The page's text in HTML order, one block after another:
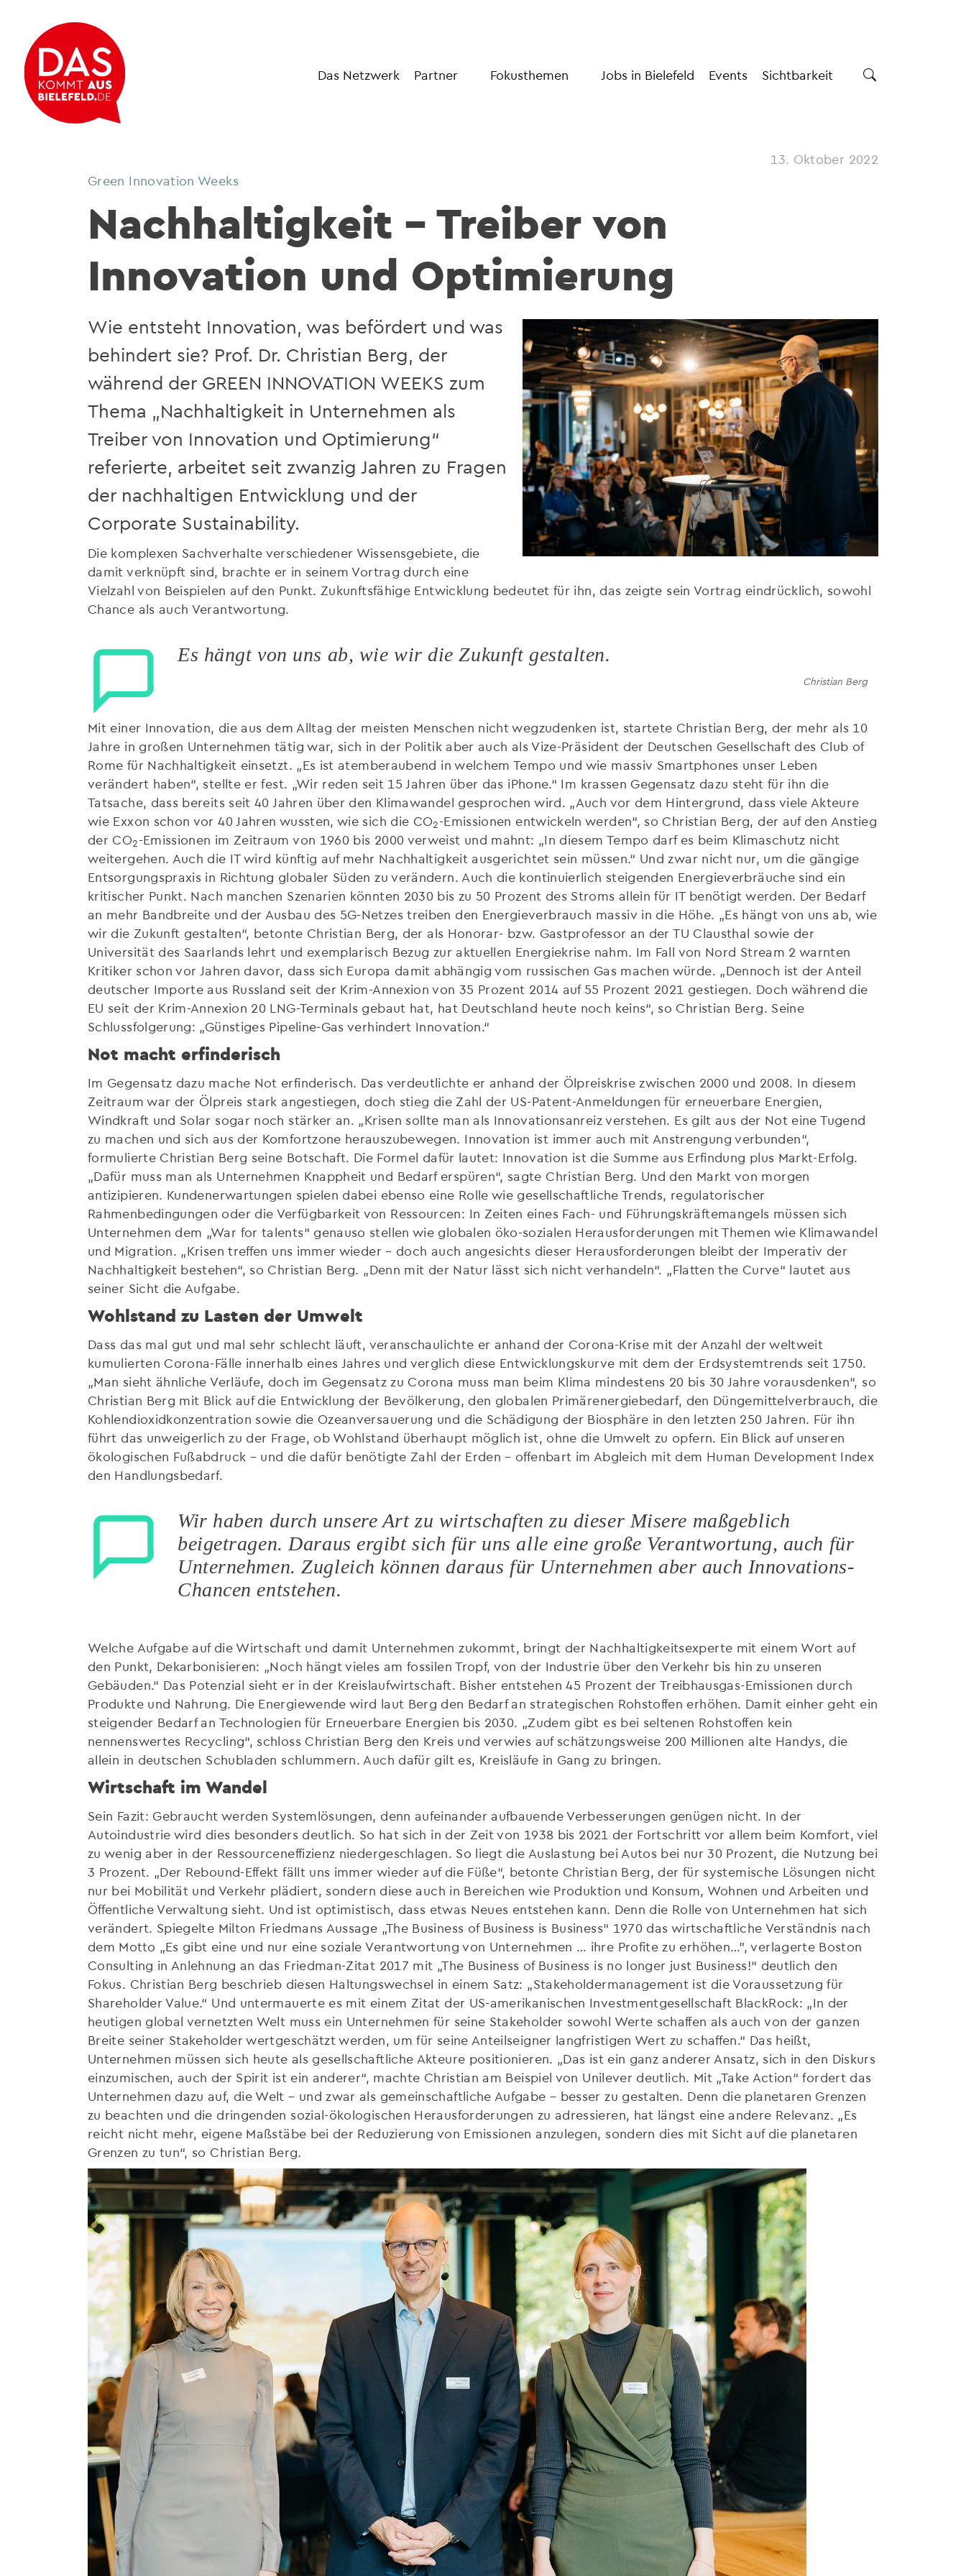
Das Netzwerk Partner Fokusthemen Jobs in Bielefeld Events Sichtbarkeit
13. Oktober 2022
Green Innovation Weeks
Nachhaltigkeit – Treiber von
Innovation und Optimierung
Wie entsteht Innovation, was befördert und was
behindert sie? Prof. Dr. Christian Berg, der
während der GREEN INNOVATION WEEKS zum
Thema „Nachhaltigkeit in Unternehmen als
Treiber von Innovation und Optimierung“
referierte, arbeitet seit zwanzig Jahren zu Fragen
der nachhaltigen Entwicklung und der
Corporate Sustainability.
Die komplexen Sachverhalte verschiedener Wissensgebiete, die
damit verknüpft sind, brachte er in seinem Vortrag durch eine
Vielzahl von Beispielen auf den Punkt. Zukunftsfähige Entwicklung bedeutet für ihn, das zeigte sein Vortrag eindrücklich, sowohl
Chance als auch Verantwortung.
Es hängt von uns ab, wie wir die Zukunft gestalten.
Christian Berg
Mit einer Innovation, die aus dem Alltag der meisten Menschen nicht wegzudenken ist, startete Christian Berg, der mehr als 10
Jahre in großen Unternehmen tätig war, sich in der Politik aber auch als Vize-Präsident der Deutschen Gesellschaft des Club of
Rome für Nachhaltigkeit einsetzt. „Es ist atemberaubend in welchem Tempo und wie massiv Smartphones unser Leben
verändert haben“, stellte er fest. „Wir reden seit 15 Jahren über das iPhone.“ Im krassen Gegensatz dazu steht für ihn die
Tatsache, dass bereits seit 40 Jahren über den Klimawandel gesprochen wird. „Auch vor dem Hintergrund, dass viele Akteure
wie Exxon schon vor 40 Jahren wussten, wie sich die CO2-Emissionen entwickeln werden“, so Christian Berg, der auf den Anstieg
der CO2-Emissionen im Zeitraum von 1960 bis 2000 verweist und mahnt: „In diesem Tempo darf es beim Klimaschutz nicht
weitergehen. Auch die IT wird künftig auf mehr Nachhaltigkeit ausgerichtet sein müssen.“ Und zwar nicht nur, um die gängige
Entsorgungspraxis in Richtung globaler Süden zu verändern. Auch die kontinuierlich steigenden Energieverbräuche sind ein
kritischer Punkt. Nach manchen Szenarien könnten 2030 bis zu 50 Prozent des Stroms allein für IT benötigt werden. Der Bedarf
an mehr Bandbreite und der Ausbau des 5G-Netzes treiben den Energieverbrauch massiv in die Höhe. „Es hängt von uns ab, wie
wir die Zukunft gestalten“, betonte Christian Berg, der als Honorar- bzw. Gastprofessor an der TU Clausthal sowie der
Universität des Saarlands lehrt und exemplarisch Bezug zur aktuellen Energiekrise nahm. Im Fall von Nord Stream 2 warnten
Kritiker schon vor Jahren davor, dass sich Europa damit abhängig vom russischen Gas machen würde. „Dennoch ist der Anteil
deutscher Importe aus Russland seit der Krim-Annexion von 35 Prozent 2014 auf 55 Prozent 2021 gestiegen. Doch während die
EU seit der Krim-Annexion 20 LNG-Terminals gebaut hat, hat Deutschland heute noch keins“, so Christian Berg. Seine
Schlussfolgerung: „Günstiges Pipeline-Gas verhindert Innovation.“
Not macht erfinderisch
Im Gegensatz dazu mache Not erfinderisch. Das verdeutlichte er anhand der Ölpreiskrise zwischen 2000 und 2008. In diesem
Zeitraum war der Ölpreis stark angestiegen, doch stieg die Zahl der US-Patent-Anmeldungen für erneuerbare Energien,
Windkraft und Solar sogar noch stärker an. „Krisen sollte man als Innovationsanreiz verstehen. Es gilt aus der Not eine Tugend
zu machen und sich aus der Komfortzone herauszubewegen. Innovation ist immer auch mit Anstrengung verbunden“,
formulierte Christian Berg seine Botschaft. Die Formel dafür lautet: Innovation ist die Summe aus Erfindung plus Markt-Erfolg.
„Dafür muss man als Unternehmen Knappheit und Bedarf erspüren“, sagte Christian Berg. Und den Markt von morgen
antizipieren. Kundenerwartungen spielen dabei ebenso eine Rolle wie gesellschaftliche Trends, regulatorischer
Rahmenbedingungen oder die Verfügbarkeit von Ressourcen: In Zeiten eines Fach- und Führungskräftemangels müssen sich
Unternehmen dem „War for talents“ genauso stellen wie globalen öko-sozialen Herausforderungen mit Themen wie Klimawandel
und Migration. „Krisen treffen uns immer wieder – doch auch angesichts dieser Herausforderungen bleibt der Imperativ der
Nachhaltigkeit bestehen“, so Christian Berg. „Denn mit der Natur lässt sich nicht verhandeln“. „Flatten the Curve“ lautet aus
seiner Sicht die Aufgabe.
Wohlstand zu Lasten der Umwelt
Dass das mal gut und mal sehr schlecht läuft, veranschaulichte er anhand der Corona-Krise mit der Anzahl der weltweit
kumulierten Corona-Fälle innerhalb eines Jahres und verglich diese Entwicklungskurve mit dem der Erdsystemtrends seit 1750.
„Man sieht ähnliche Verläufe, doch im Gegensatz zu Corona muss man beim Klima mindestens 20 bis 30 Jahre vorausdenken“, so
Christian Berg mit Blick auf die Entwicklung der Bevölkerung, den globalen Primärenergiebedarf, den Düngemittelverbrauch, die
Kohlendioxidkonzentration sowie die Ozeanversauerung und die Schädigung der Biosphäre in den letzten 250 Jahren. Für ihn
führt das unweigerlich zu der Frage, ob Wohlstand überhaupt möglich ist, ohne die Umwelt zu opfern. Ein Blick auf unseren
ökologischen Fußabdruck – und die dafür benötigte Zahl der Erden – offenbart im Abgleich mit dem Human Development Index
den Handlungsbedarf.
Wir haben durch unsere Art zu wirtschaften zu dieser Misere maßgeblich
beigetragen. Daraus ergibt sich für uns alle eine große Verantwortung, auch für
Unternehmen. Zugleich können daraus für Unternehmen aber auch Innovations-
Chancen entstehen.
Welche Aufgabe auf die Wirtschaft und damit Unternehmen zukommt, bringt der Nachhaltigkeitsexperte mit einem Wort auf
den Punkt, Dekarbonisieren: „Noch hängt vieles am fossilen Tropf, von der Industrie über den Verkehr bis hin zu unseren
Gebäuden.“ Das Potenzial sieht er in der Kreislaufwirtschaft. Bisher entstehen 45 Prozent der Treibhausgas-Emissionen durch
Produkte und Nahrung. Die Energiewende wird laut Berg den Bedarf an strategischen Rohstoffen erhöhen. Damit einher geht ein
steigender Bedarf an Technologien für Erneuerbare Energien bis 2030. „Zudem gibt es bei seltenen Rohstoffen kein
nennenswertes Recycling“, schloss Christian Berg den Kreis und verwies auf schätzungsweise 200 Millionen alte Handys, die
allein in deutschen Schubladen schlummern. Auch dafür gilt es, Kreisläufe in Gang zu bringen.
Wirtschaft im Wandel
Sein Fazit: Gebraucht werden Systemlösungen, denn aufeinander aufbauende Verbesserungen genügen nicht. In der
Autoindustrie wird dies besonders deutlich. So hat sich in der Zeit von 1938 bis 2021 der Fortschritt vor allem beim Komfort, viel
zu wenig aber in der Ressourceneffizienz niedergeschlagen. So liegt die Auslastung bei Autos bei nur 30 Prozent, die Nutzung bei
3 Prozent. „Der Rebound-Effekt fällt uns immer wieder auf die Füße“, betonte Christian Berg, der für systemische Lösungen nicht
nur bei Mobilität und Verkehr plädiert, sondern diese auch in Bereichen wie Produktion und Konsum, Wohnen und Arbeiten und
Öffentliche Verwaltung sieht. Und ist optimistisch, dass etwas Neues entstehen kann. Denn die Rolle von Unternehmen hat sich
verändert. Spiegelte Milton Friedmans Aussage „The Business of Business is Business“ 1970 das wirtschaftliche Verständnis nach
dem Motto „Es gibt eine und nur eine soziale Verantwortung von Unternehmen … ihre Profite zu erhöhen…”, verlagerte Boston
Consulting in Anlehnung an das Friedman-Zitat 2017 mit „The Business of Business is no longer just Business!“ deutlich den
Fokus. Christian Berg beschrieb diesen Haltungswechsel in einem Satz: „Stakeholdermanagement ist die Voraussetzung für
Shareholder Value.“ Und untermauerte es mit einem Zitat der US-amerikanischen Investmentgesellschaft BlackRock: „In der
heutigen global vernetzten Welt muss ein Unternehmen für seine Stakeholder sowohl Werte schaffen als auch von der ganzen
Breite seiner Stakeholder wertgeschätzt werden, um für seine Anteilseigner langfristigen Wert zu schaffen.“ Das heißt,
Unternehmen müssen sich heute als gesellschaftliche Akteure positionieren. „Das ist ein ganz anderer Ansatz, sich in den Diskurs
einzumischen, auch der Spirit ist ein anderer“, machte Christian am Beispiel von Unilever deutlich. Mit „Take Action“ fordert das
Unternehmen dazu auf, die Welt – und zwar als gemeinschaftliche Aufgabe – besser zu gestalten. Denn die planetaren Grenzen
zu beachten und die dringenden sozial-ökologischen Herausforderungen zu adressieren, hat längst eine andere Relevanz. „Es
reicht nicht mehr, eigene Maßstäbe bei der Reduzierung von Emissionen anzulegen, sondern dies mit Sicht auf die planetaren
Grenzen zu tun“, so Christian Berg.